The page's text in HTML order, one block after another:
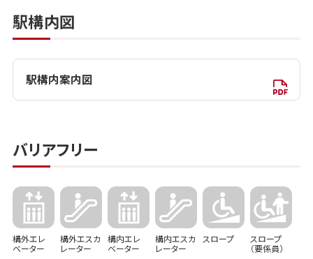
駅構内図
駅構内案内図
バリアフリー
構外エレ
ベーター
構外エスカ
レーター
構内エレ
ベーター
構内エスカ
レーター
スロープ
スロープ
（要係員）